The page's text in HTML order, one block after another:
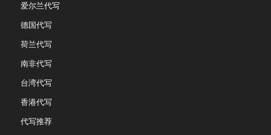
爱尔兰代写
德国代写
荷兰代写
南非代写
台湾代写
香港代写
代写推荐